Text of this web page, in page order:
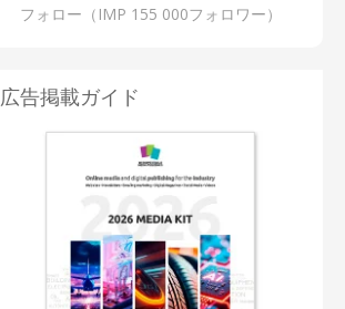
フォロー（IMP 155 000フォロワー）
広告掲載ガイド